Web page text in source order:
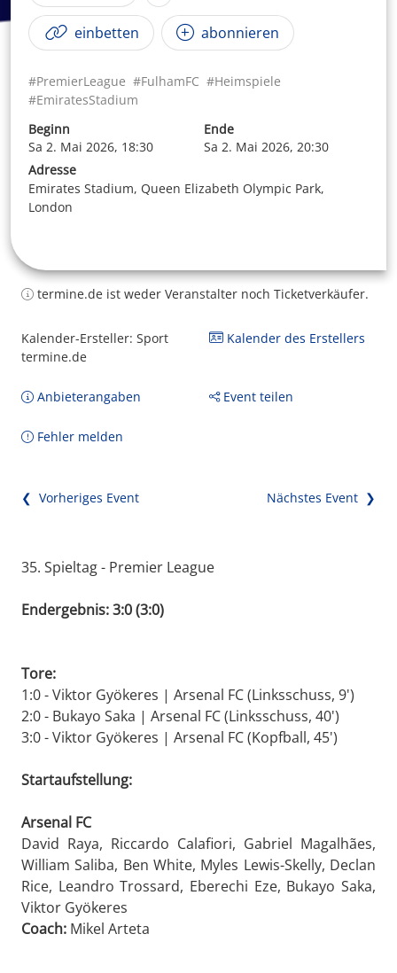
einbetten abonnieren
#PremierLeague #FulhamFC #Heimspiele
#EmiratesStadium
Beginn
Sa 2. Mai 2026, 18:30
Ende
Sa 2. Mai 2026, 20:30
Adresse
Emirates Stadium, Queen Elizabeth Olympic Park,
London
termine.de ist weder Veranstalter noch Ticketverkäufer.
Kalender-Ersteller: Sport
termine.de
Kalender des Erstellers
Anbieterangaben Event teilen
Fehler melden
❮ Vorheriges Event Nächstes Event ❯
35. Spieltag - Premier League
Endergebnis: 3:0 (3:0)
Tore:
1:0 - Viktor Gyökeres | Arsenal FC (Linksschuss, 9')
2:0 - Bukayo Saka | Arsenal FC (Linksschuss, 40')
3:0 - Viktor Gyökeres | Arsenal FC (Kopfball, 45')
Startaufstellung:
Arsenal FC
David Raya, Riccardo Calafiori, Gabriel Magalhães,
William Saliba, Ben White, Myles Lewis-Skelly, Declan
Rice, Leandro Trossard, Eberechi Eze, Bukayo Saka,
Viktor Gyökeres
Coach: Mikel Arteta